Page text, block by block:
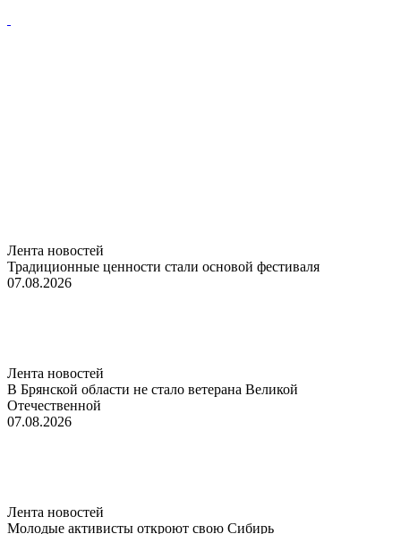
Лента новостей
Традиционные ценности стали основой фестиваля
07.08.2026
Лента новостей
В Брянской области не стало ветерана Великой
Отечественной
07.08.2026
Лента новостей
Молодые активисты откроют свою Сибирь